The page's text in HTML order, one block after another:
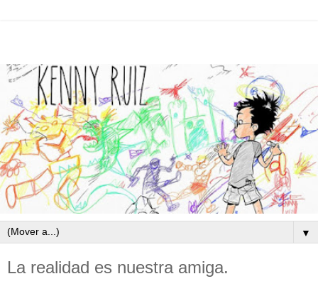
▼
La realidad es nuestra amiga.